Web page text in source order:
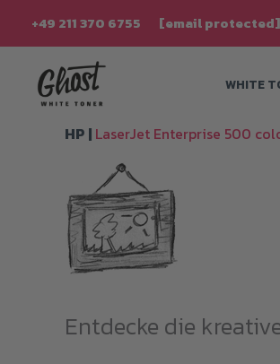
springen
+49 211 370 6755 [email protected]
WHITE
HP | LaserJet Enterprise 500
Entdecke die